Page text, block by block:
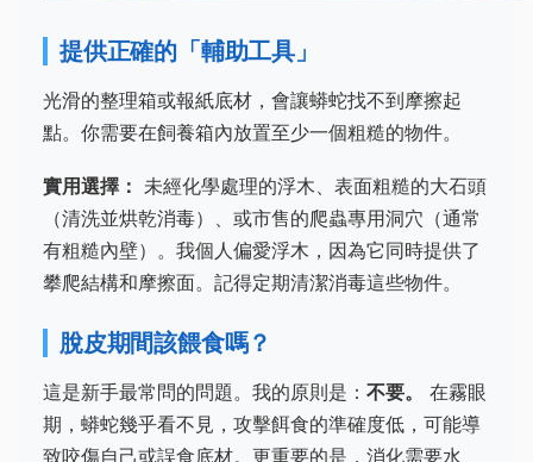
提供正確的「輔助工具」
光滑的整理箱或報紙底材，會讓蟒蛇找不到摩擦起
點。你需要在飼養箱內放置至少一個粗糙的物件。
實用選擇： 未經化學處理的浮木、表面粗糙的大石頭
（清洗並烘乾消毒）、或市售的爬蟲專用洞穴（通常
有粗糙內壁）。我個人偏愛浮木，因為它同時提供了
攀爬結構和摩擦面。記得定期清潔消毒這些物件。
脫皮期間該餵食嗎？
這是新手最常問的問題。我的原則是： 不要。
在霧眼
期，蟒蛇幾乎看不見，攻擊餌食的準確度低，可能導
致咬傷自己或誤食底材。更重要的是，消化需要水